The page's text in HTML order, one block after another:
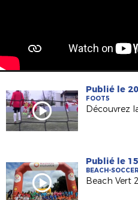
Publié le
FOOT5
Publié le
BEACH-SOCCER